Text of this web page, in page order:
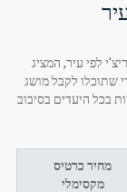
לפי עיר, המציג
שתוכלו לקבל מושג
בכל היעדים בסיבוב
מחיר כרטיס
מקסימלי